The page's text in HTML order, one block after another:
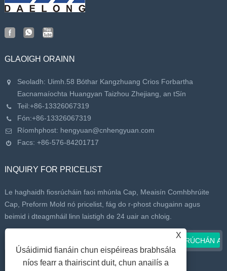
GLAOIGH ORAINN
Seoladh: Uimh.58 Bóthar Kangzhuang Crios Forbartha
Eacnamaíochta Huangyan Taizhou Zhejiang, an tSín
Teil:+86-13326067319
Fón:+86-13326067319
Ríomhphost: hengyuan@cnhengyuan.com
Facs: +86-576-84201717
INQUIRY FOR PRICELIST
Le haghaidh fiosrúcháin faoi mhúnla Cap, Meaisín Comhbhrúite
Cap, Preform Mold nó pricelist, fág do r-phost chugainn agus
beimid i dteagmháil linn laistigh de 24 uair an chloig.
X
Úsáidimid fianáin chun eispéireas brabhsála
níos fearr a thairiscint duit, chun anailís a